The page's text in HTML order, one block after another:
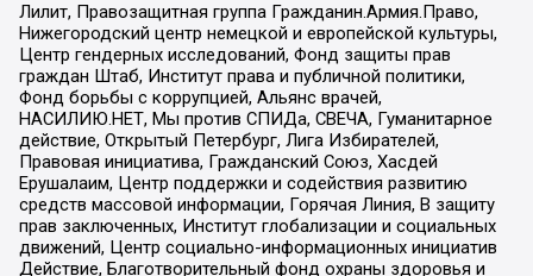
Лилит, Правозащитная группа Гражданин.Армия.Право,
Нижегородский центр немецкой и европейской культуры,
Центр гендерных исследований, Фонд защиты прав
граждан Штаб, Институт права и публичной политики,
Фонд борьбы с коррупцией, Альянс врачей,
НАСИЛИЮ.НЕТ, Мы против СПИДа, СВЕЧА, Гуманитарное
действие, Открытый Петербург, Лига Избирателей,
Правовая инициатива, Гражданский Союз, Хасдей
Ерушалаим, Центр поддержки и содействия развитию
средств массовой информации, Горячая Линия, В защиту
прав заключенных, Институт глобализации и социальных
движений, Центр социально-информационных инициатив
Действие, Благотворительный фонд охраны здоровья и